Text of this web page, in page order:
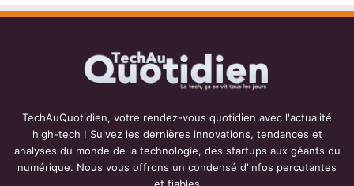
TechAuQuotidien, votre rendez-vous quotidien avec l'actualité
high-tech ! Suivez les dernières innovations, tendances et
analyses du monde de la technologie, des startups aux géants du
numérique. Nous vous offrons un condensé d'infos percutantes